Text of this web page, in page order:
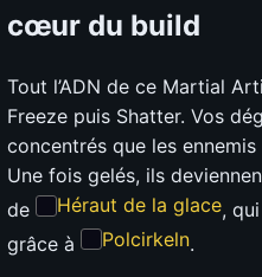
cœur du build
Tout l’ADN de ce Martial
Freeze puis Shatter. Vos
concentrés que les
Une fois gelés, ils
de
Héraut de la glace,
grâce à
Polcirkeln.